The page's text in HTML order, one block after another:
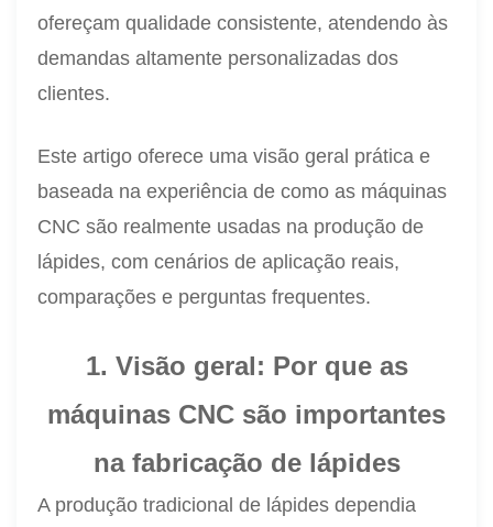
ofereçam qualidade consistente, atendendo às
demandas altamente personalizadas dos
clientes.
Este artigo oferece uma visão geral prática e
baseada na experiência de como as máquinas
CNC são realmente usadas na produção de
lápides, com cenários de aplicação reais,
comparações e perguntas frequentes.
1. Visão geral: Por que as
máquinas CNC são importantes
na fabricação de lápides
A produção tradicional de lápides dependia